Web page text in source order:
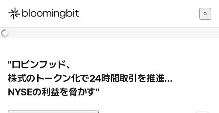
한국어
"ロビンフッド、
株式のトークン化で24時間取引を推進…
NYSEの利益を脅かす"